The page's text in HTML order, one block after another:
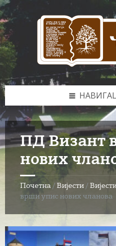
Skip
to
content
Skip
to
left
sidebar
Skip
to
footer
ПД Визант
нових
Почетна / Вијести /
врши упис нових чланова